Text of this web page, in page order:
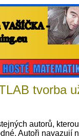
tvorba
autorů,
Autoři